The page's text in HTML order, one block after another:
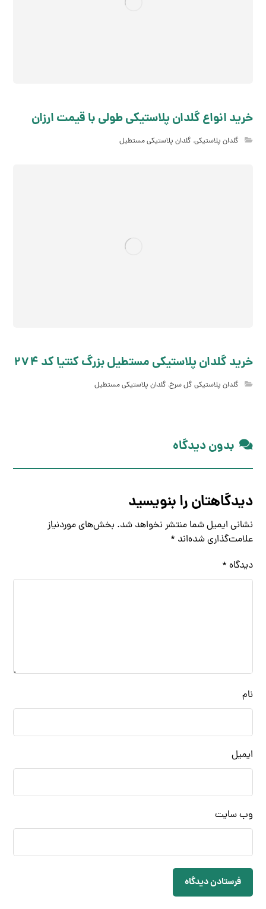
خرید انواع گلدان پلاستیکی طولی با قیمت ارزان
گلدان پلاستیکی,گلدان پلاستیکی مستطیل
خرید گلدان پلاستیکی مستطیل بزرگ کنتیا کد 274
گلدان پلاستیکی گل سرخ,گلدان پلاستیکی مستطیل
بدون دیدگاه
دیدگاهتان را بنویسید
نشانی ایمیل شما منتشر نخواهد شد. بخش‌های موردنیاز
علامت‌گذاری شده‌اند *
دیدگاه *
نام
ایمیل
وب‌ سایت
فرستادن دیدگاه